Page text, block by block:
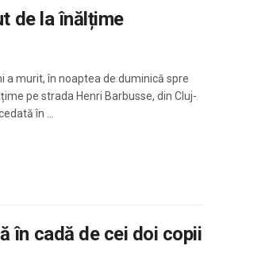
de la înălțime
a murit, în noaptea de duminică spre
pe strada Henri Barbusse, din Cluj-
în ...
în cadă de cei doi copii